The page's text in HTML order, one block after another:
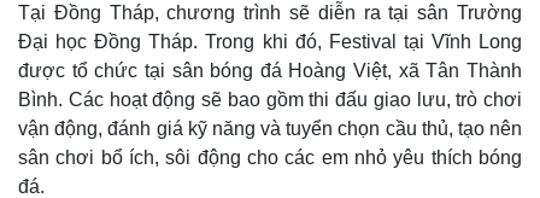
Tại Đồng Tháp, chương trình sẽ diễn ra tại sân Trường
Đại học Đồng Tháp. Trong khi đó, Festival tại Vĩnh Long
được tổ chức tại sân bóng đá Hoàng Việt, xã Tân Thành
Bình. Các hoạt động sẽ bao gồm thi đấu giao lưu, trò chơi
vận động, đánh giá kỹ năng và tuyển chọn cầu thủ, tạo nên
sân chơi bổ ích, sôi động cho các em nhỏ yêu thích bóng
đá.